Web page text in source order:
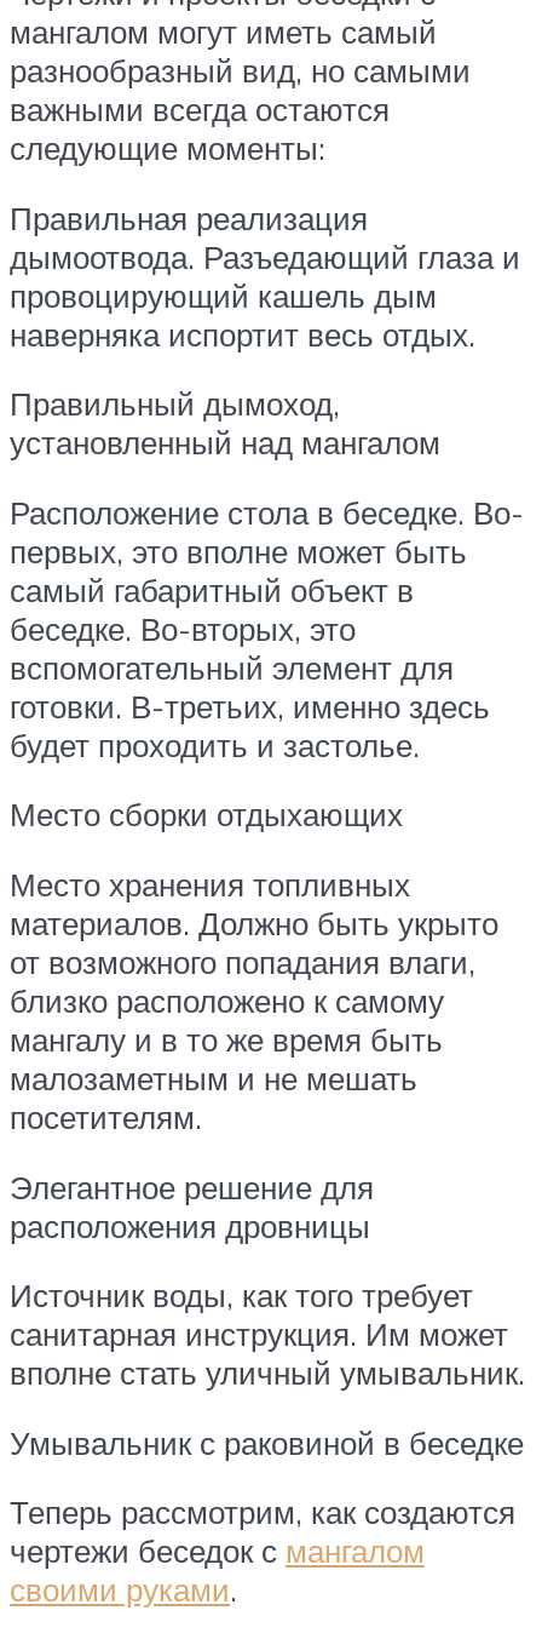
мангалом могут иметь самый
разнообразный вид, но самыми
важными всегда остаются
следующие моменты:
Правильная реализация
дымоотвода. Разъедающий глаза и
провоцирующий кашель дым
наверняка испортит весь отдых.
Правильный дымоход,
установленный над мангалом
Расположение стола в беседке. Во-
первых, это вполне может быть
самый габаритный объект в
беседке. Во-вторых, это
вспомогательный элемент для
готовки. В-третьих, именно здесь
будет проходить и застолье.
Место сборки отдыхающих
Место хранения топливных
материалов. Должно быть укрыто
от возможного попадания влаги,
близко расположено к самому
мангалу и в то же время быть
малозаметным и не мешать
посетителям.
Элегантное решение для
расположения дровницы
Источник воды, как того требует
санитарная инструкция. Им может
вполне стать уличный умывальник.
Умывальник с раковиной в беседке
Теперь рассмотрим, как создаются
чертежи беседок с мангалом
своими руками.